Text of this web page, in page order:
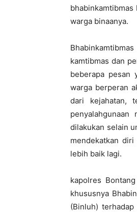
warga binaanya.
kamtibmas dan
beberapa pesan
warga berperan
dari kejahatan,
dilakukan selain
mendekatkan
lebih baik lagi.
kapolres
khususnya
(Binluh)